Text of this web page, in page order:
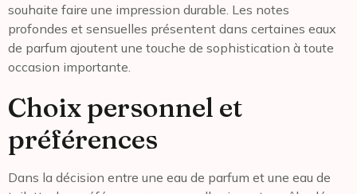
souhaite faire une impression durable. Les notes
profondes et sensuelles présentent dans certaines eaux
de parfum ajoutent une touche de sophistication à toute
occasion importante.
Choix personnel et
préférences
Dans la décision entre une eau de parfum et une eau de